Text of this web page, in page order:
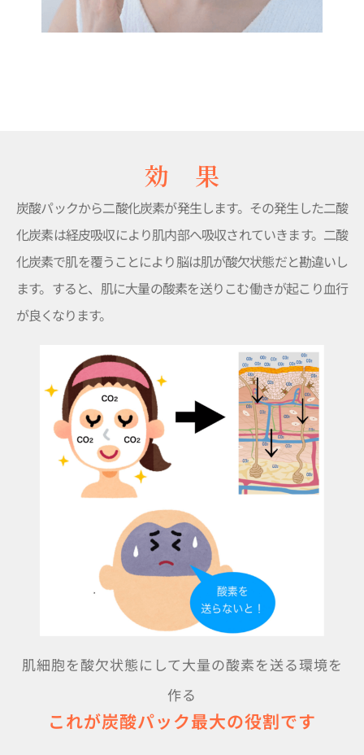
効 果
炭酸パックから二酸化炭素が発生します。その発生した二酸
化炭素は経皮吸収により肌内部へ吸収されていきます。二酸
化炭素で肌を覆うことにより脳は肌が酸欠状態だと勘違いし
ます。すると、肌に大量の酸素を送りこむ働きが起こり血行
が良くなります。
肌細胞を酸欠状態にして大量の酸素を送る環境を
作る
これが炭酸パック最大の役割です